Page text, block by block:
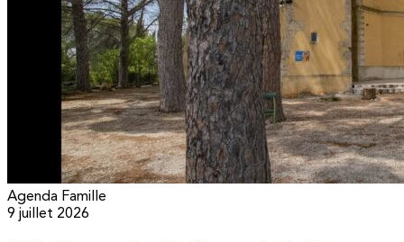
Agenda Famille
9 juillet 2026